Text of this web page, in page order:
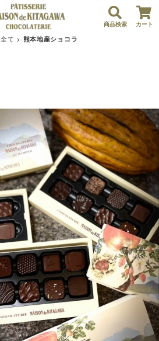
商品検索 カート
て > 熊本地産ショコラ